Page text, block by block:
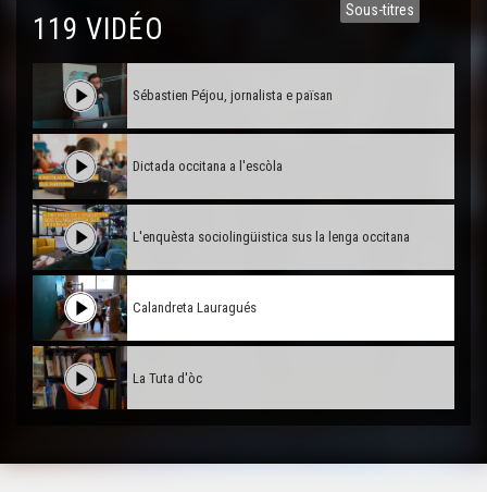
Sous-titres
119 VIDÉOIniciativa Dus
Sébastien Péjou, jornalista e païsan
Dictada occitana a l'escòla
L'enquèsta sociolingüistica sus la lenga occitana
Calandreta Lauragués
La Tuta d'òc